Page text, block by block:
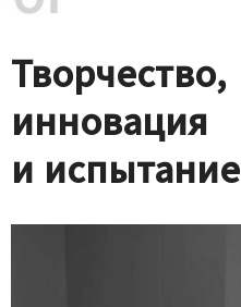
Творчество,
инновация
и испытание